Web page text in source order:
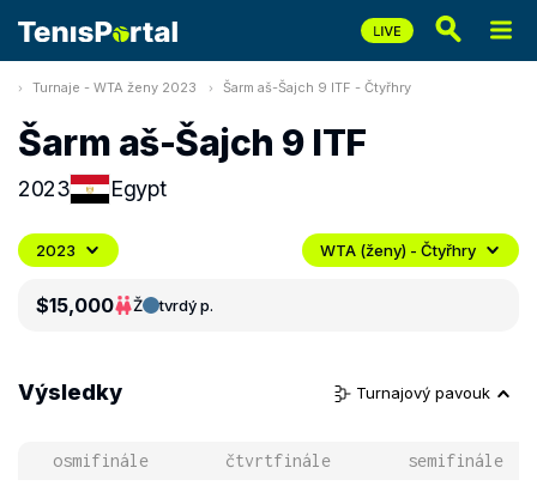
Turnaje - WTA ženy 2023 Šarm aš-Šajch 9 ITF - Čtyřhry
Šarm aš-Šajch 9 ITF
2023 Egypt
2023 WTA (ženy) - Čtyřhry
$15,000 Ž tvrdý p.
Výsledky Turnajový pavouk
osmifinále čtvrtfinále semifinále